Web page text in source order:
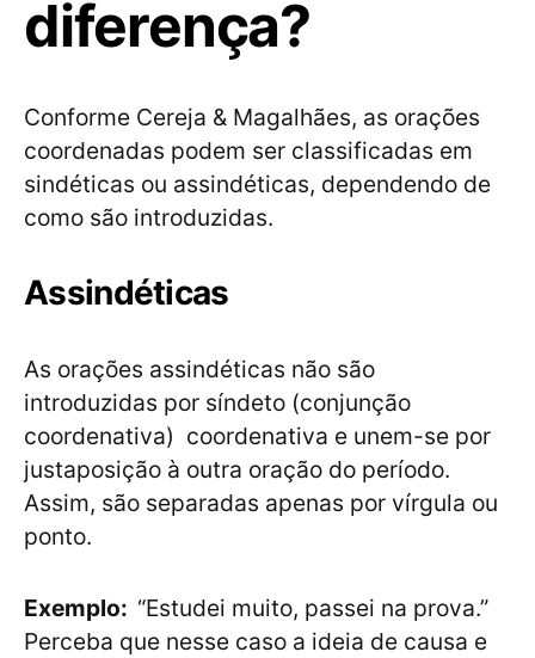
diferença?
Conforme Cereja & Magalhães, as orações
coordenadas podem ser classificadas em
sindéticas ou assindéticas, dependendo de
como são introduzidas.
Assindéticas
As orações assindéticas não são
introduzidas por síndeto (conjunção
coordenativa) coordenativa e unem-se por
justaposição à outra oração do período.
Assim, são separadas apenas por vírgula ou
ponto.
Exemplo: “Estudei muito, passei na prova.”
Perceba que nesse caso a ideia de causa e